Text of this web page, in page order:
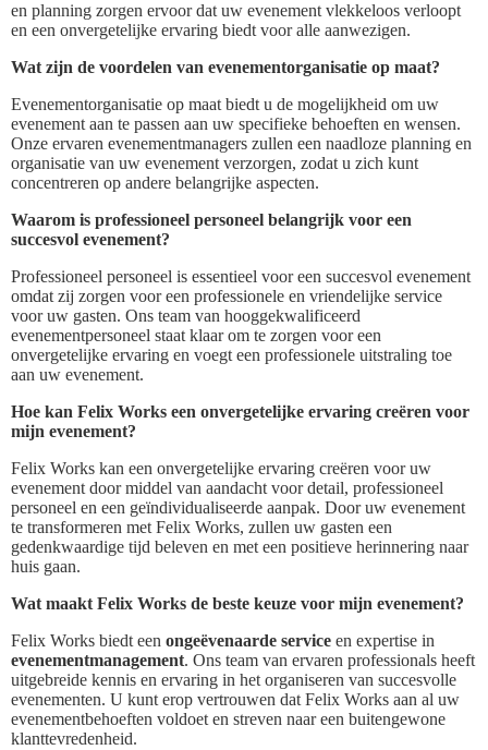
en planning zorgen ervoor dat uw evenement vlekkeloos verloopt
en een onvergetelijke ervaring biedt voor alle aanwezigen.
Wat zijn de voordelen van evenementorganisatie op maat?
Evenementorganisatie op maat biedt u de mogelijkheid om uw
evenement aan te passen aan uw specifieke behoeften en wensen.
Onze ervaren evenementmanagers zullen een naadloze planning en
organisatie van uw evenement verzorgen, zodat u zich kunt
concentreren op andere belangrijke aspecten.
Waarom is professioneel personeel belangrijk voor een
succesvol evenement?
Professioneel personeel is essentieel voor een succesvol evenement
omdat zij zorgen voor een professionele en vriendelijke service
voor uw gasten. Ons team van hooggekwalificeerd
evenementpersoneel staat klaar om te zorgen voor een
onvergetelijke ervaring en voegt een professionele uitstraling toe
aan uw evenement.
Hoe kan Felix Works een onvergetelijke ervaring creëren voor
mijn evenement?
Felix Works kan een onvergetelijke ervaring creëren voor uw
evenement door middel van aandacht voor detail, professioneel
personeel en een geïndividualiseerde aanpak. Door uw evenement
te transformeren met Felix Works, zullen uw gasten een
gedenkwaardige tijd beleven en met een positieve herinnering naar
huis gaan.
Wat maakt Felix Works de beste keuze voor mijn evenement?
Felix Works biedt een ongeëvenaarde service en expertise in
evenementmanagement. Ons team van ervaren professionals heeft
uitgebreide kennis en ervaring in het organiseren van succesvolle
evenementen. U kunt erop vertrouwen dat Felix Works aan al uw
evenementbehoeften voldoet en streven naar een buitengewone
klanttevredenheid.